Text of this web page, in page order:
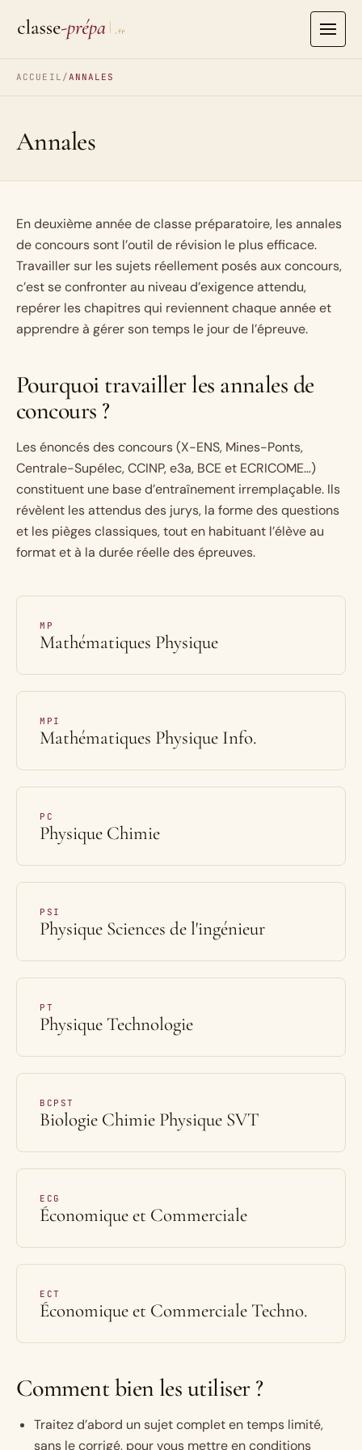
contenu
ACCUEIL /ANNALES
Annales
En deuxième année de classe préparatoire, les annales
de concours sont l’outil de révision le plus efficace.
Travailler sur les sujets réellement posés aux concours,
c’est se confronter au niveau d’exigence attendu,
repérer les chapitres qui reviennent chaque année et
apprendre à gérer son temps le jour de l’épreuve.
Pourquoi travailler les annales de
concours ?
Les énoncés des concours (X-ENS, Mines-Ponts,
Centrale-Supélec, CCINP, e3a, BCE et ECRICOME…)
constituent une base d’entraînement irremplaçable. Ils
révèlent les attendus des jurys, la forme des questions
et les pièges classiques, tout en habituant l’élève au
format et à la durée réelle des épreuves.
MP
Mathématiques Physique
MPI
Mathématiques Physique Info.
PC
Physique Chimie
PSI
Physique Sciences de l'ingénieur
PT
Physique Technologie
BCPST
Biologie Chimie Physique SVT
ECG
Économique et Commerciale
ECT
Économique et Commerciale Techno.
Comment bien les utiliser ?
Traitez d’abord un sujet complet en temps limité,
sans le corrigé, pour vous mettre en conditions